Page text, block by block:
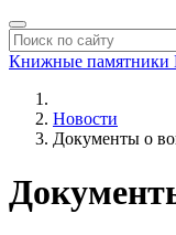
Книжные памятники
Новости
Документы о